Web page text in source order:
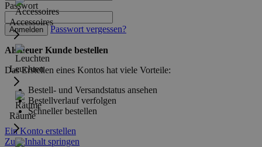
Accessoires
Leuchten
Räume
Passwort
Anmelden Passwort vergessen?
Als neuer Kunde bestellen
Das Erstellen eines Kontos hat viele Vorteile:
Bestell- und Versandstatus ansehen
Bestellverlauf verfolgen
Schneller bestellen
Ein Konto erstellen
Zum Inhalt springen